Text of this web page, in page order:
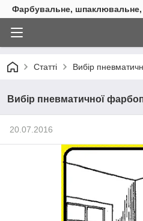
Фарбувальне, шпаклювальне,
Статті Вибір
Вибір пневматичної
20.07.2016